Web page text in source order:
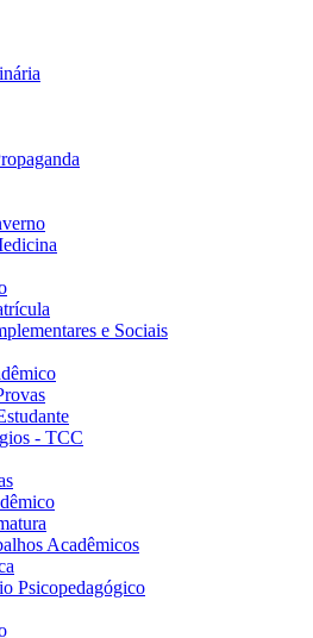
e Sociais
- TCC
Acadêmicos
Psicopedagógico